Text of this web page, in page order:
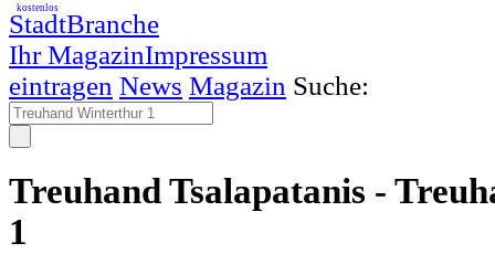
StadtBranche
Ihr MagazinImpressum
kostenlos
eintragen News Magazin Suche:
Treuhand Tsalapatanis -
1